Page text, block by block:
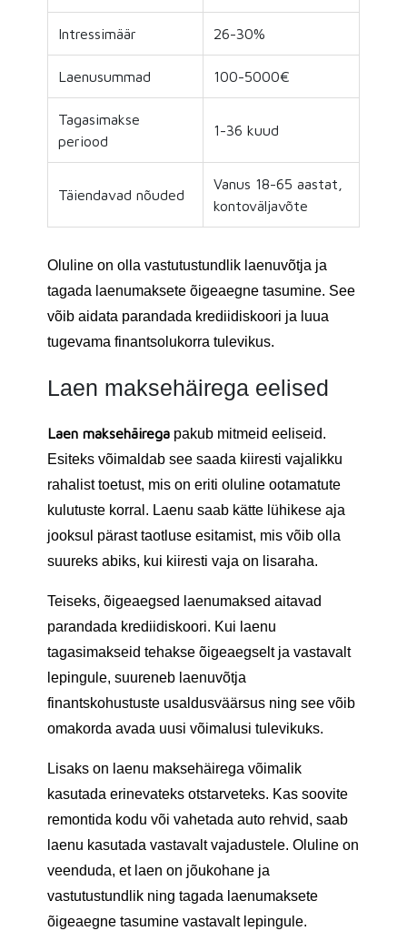
Intressimäär 26-30%
Laenusummad 100-5000€
Tagasimakse
periood
1-36 kuud
Täiendavad nõuded
Vanus 18-65 aastat,
kontoväljavõte
Oluline on olla vastutustundlik laenuvõtja ja
tagada laenumaksete õigeaegne tasumine. See
võib aidata parandada krediidiskoori ja luua
tugevama finantsolukorra tulevikus.
Laen maksehäirega eelised
Laen maksehäirega pakub mitmeid eeliseid.
Esiteks võimaldab see saada kiiresti vajalikku
rahalist toetust, mis on eriti oluline ootamatute
kulutuste korral. Laenu saab kätte lühikese aja
jooksul pärast taotluse esitamist, mis võib olla
suureks abiks, kui kiiresti vaja on lisaraha.
Teiseks, õigeaegsed laenumaksed aitavad
parandada krediidiskoori. Kui laenu
tagasimakseid tehakse õigeaegselt ja vastavalt
lepingule, suureneb laenuvõtja
finantskohustuste usaldusväärsus ning see võib
omakorda avada uusi võimalusi tulevikuks.
Lisaks on laenu maksehäirega võimalik
kasutada erinevateks otstarveteks. Kas soovite
remontida kodu või vahetada auto rehvid, saab
laenu kasutada vastavalt vajadustele. Oluline on
veenduda, et laen on jõukohane ja
vastutustundlik ning tagada laenumaksete
õigeaegne tasumine vastavalt lepingule.